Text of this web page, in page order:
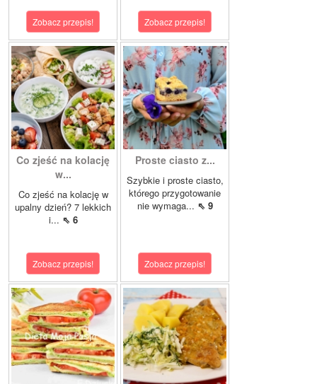
Zobacz przepis! Zobacz przepis!
Co zjeść na kolację
w...
Co zjeść na kolację w
upalny dzień? 7 lekkich
i... ⇖ 6
Zobacz przepis!
Proste ciasto z...
Szybkie i proste ciasto,
którego przygotowanie
nie wymaga... ⇖ 9
Zobacz przepis!